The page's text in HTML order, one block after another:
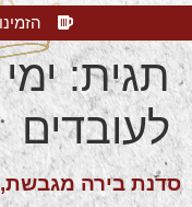
תגית:
לעובדים
סדנת בירה